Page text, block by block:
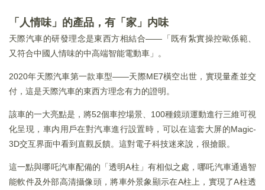
「人情味」的產品，有「家」内味
天際汽車的研發理念是東西方相結合——「既有紮實操控歐係範、
又符合中國人情味的中高端智能電動車」。
2020年天際汽車第一款車型——天際ME7橫空出世，實現量產並交
付，這是天際汽車的東西方理念有力的證明。
該車的一大亮點是，將52個車控場景、100種鏡頭運動進行三維可視
化呈現，車内用戶在對汽車進行設置時，可以在這套大屏的Magic-
3D交互界面中看到直觀反饋。這對電子科技迷來說，很搶眼。
這一點與哪吒汽車配備的「透明A柱」有相似之處，哪吒汽車通過智
能軟件及外部高清攝像頭，將車外景象顯示在A柱上，實現了A柱透